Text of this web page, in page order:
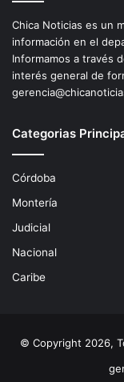
Chica Noticias es un
información en el
Informamos a través
interés general de
Categorias
Córdoba
Montería
Judicial
Nacional
Caribe
© Copyright 2026,